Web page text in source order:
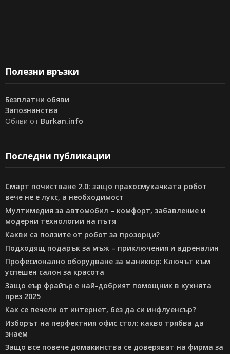
Полезни връзки
Безплатни обяви
Запознанства
Обяви от Burkan.info
Последни публикации
Смарт почистване 2.0: защо прахосмукачката робот
вече не е лукс, а необходимост
Мултимедия за автомобил – комфорт, забавление и
модерни технологии на пътя
Какви са ползите от робот за прозорци?
Подходящ подарък за мъж – приключения и адреналин
Професионално оборудване за маникюр: Ключът към
успешен салон за красота
Защо еър фрайър е най-добрият помощник в кухнята
през 2025
Как се печели от интернет, без да си инфлуенсър?
Изборът на перфектния офис стол: какво трябва да
знаем
Защо все повече домакинства се доверяват на фирма за